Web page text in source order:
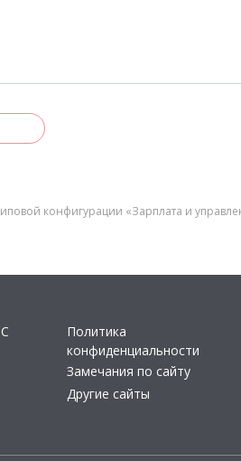
конфигурации «Зарплата и
Политика
конфиденциальности
Замечания по сайту
Другие сайты